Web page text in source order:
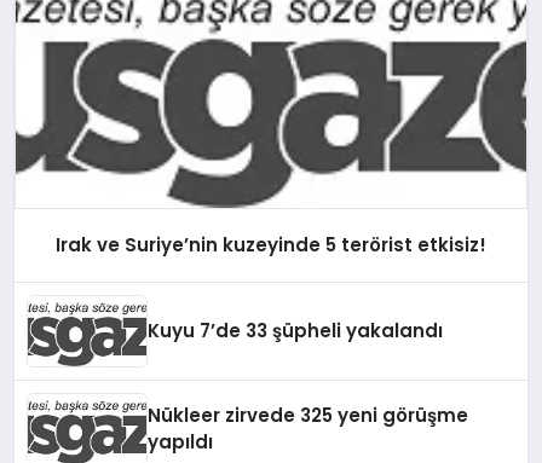
Irak ve Suriye’nin kuzeyinde 5 terörist etkisiz!
Kuyu 7’de 33 şüpheli yakalandı
Nükleer zirvede 325 yeni görüşme
yapıldı